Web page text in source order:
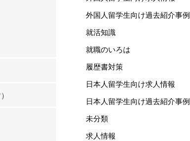
外国人留学生向け過去紹介事例
就活知識
就職のいろは
履歴書対策
日本人留学生向け求人情報
日本人留学生向け過去紹介事例
未分類
求人情報